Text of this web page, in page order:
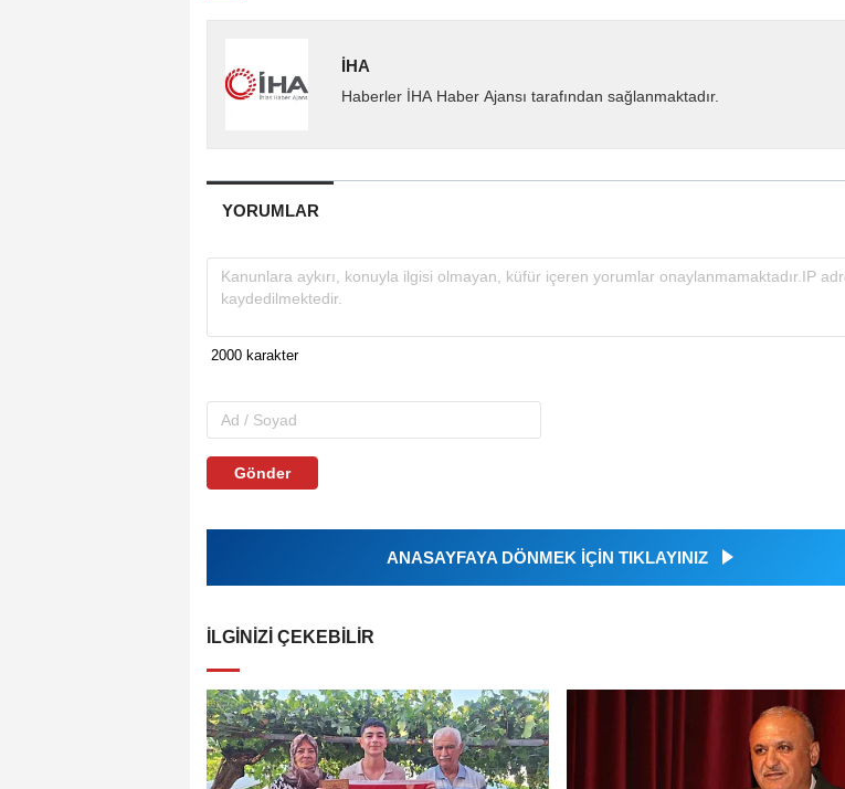
İHA
Haberler İHA Haber Ajansı tarafından sağlanmaktadır.
YORUMLAR
Gönder
ANASAYFAYA DÖNMEK İÇİN TIKLAYINIZ
İLGINIZI ÇEKEBILIR